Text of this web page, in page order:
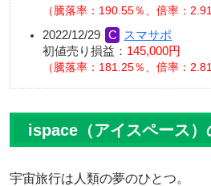
騰落率：190.55％、倍率：
2022/12/29
スマサポ
初値売り損益： 145,000円
騰落率：181.25％、倍率：
ispace（アイスペース）
宇宙旅行は人類の夢のひとつ。